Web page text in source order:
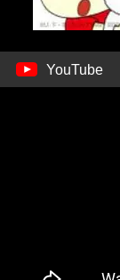
YouTube